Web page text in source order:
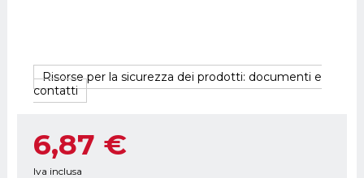
Risorse per la sicurezza dei prodotti: documenti e
contatti
6,87 €
Iva inclusa